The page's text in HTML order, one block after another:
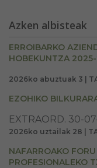
Azken albisteak
ERROIBARKO
HOBEKUNTZA
2026ko abuztuak 3 |
EZOHIKO
EXTRAORD. 30-
2026ko uztailak 28 |
NAFARROAKO
PROFESIONALEKO